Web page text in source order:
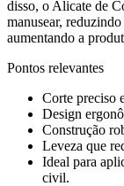
disso, o Alicate de
manusear,
aumentando a
Pontos relevantes
Corte preciso
Design
Construção
Leveza que
Ideal para
civil.